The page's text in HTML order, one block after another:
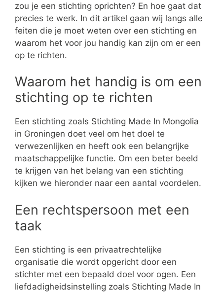
zou je een stichting oprichten? En hoe gaat dat
precies te werk. In dit artikel gaan wij langs alle
feiten die je moet weten over een stichting en
waarom het voor jou handig kan zijn om er een
op te richten.
Waarom het handig is om een
stichting op te richten
Een stichting zoals Stichting Made In Mongolia
in Groningen doet veel om het doel te
verwezenlijken en heeft ook een belangrijke
maatschappelijke functie. Om een beter beeld
te krijgen van het belang van een stichting
kijken we hieronder naar een aantal voordelen.
Een rechtspersoon met een
taak
Een stichting is een privaatrechtelijke
organisatie die wordt opgericht door een
stichter met een bepaald doel voor ogen. Een
liefdadigheidsinstelling zoals Stichting Made In